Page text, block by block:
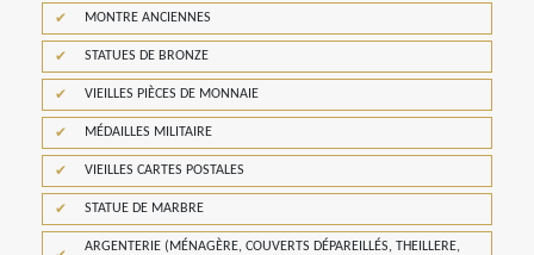
MONTRE ANCIENNES
STATUES DE BRONZE
VIEILLES PIÈCES DE MONNAIE
MÉDAILLES MILITAIRE
VIEILLES CARTES POSTALES
STATUE DE MARBRE
ARGENTERIE (MÉNAGÈRE, COUVERTS DÉPAREILLÉS, THEILLERE,